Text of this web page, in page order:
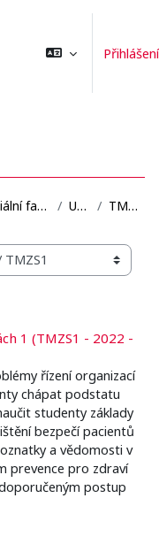
Přihlášení
Zdravotně sociální fakulta UHP TMZS1
kurzy
1 (TMZS1 - 2022 -
řízení organizací
chápat podstatu
studenty základy
bezpečí pacientů
a vědomosti v
prevence pro zdraví
postup